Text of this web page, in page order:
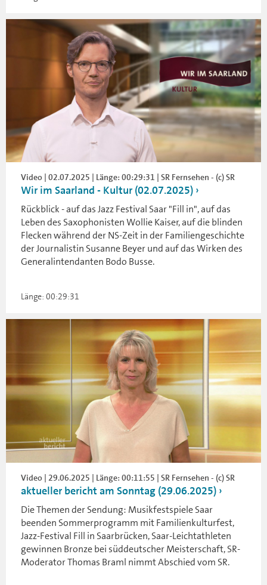
Video | 02.07.2025 | Länge: 00:29:31 | SR Fernsehen - (c) SR
Wir im Saarland - Kultur (02.07.2025)
Rückblick - auf das Jazz Festival Saar "Fill in", auf das
Leben des Saxophonisten Wollie Kaiser, auf die blinden
Flecken während der NS-Zeit in der Familiengeschichte
der Journalistin Susanne Beyer und auf das Wirken des
Generalintendanten Bodo Busse.
Länge: 00:29:31
Video | 29.06.2025 | Länge: 00:11:55 | SR Fernsehen - (c) SR
aktueller bericht am Sonntag (29.06.2025)
Die Themen der Sendung: Musikfestspiele Saar
beenden Sommerprogramm mit Familienkulturfest,
Jazz-Festival Fill in Saarbrücken, Saar-Leichtathleten
gewinnen Bronze bei süddeutscher Meisterschaft, SR-
Moderator Thomas Braml nimmt Abschied vom SR.